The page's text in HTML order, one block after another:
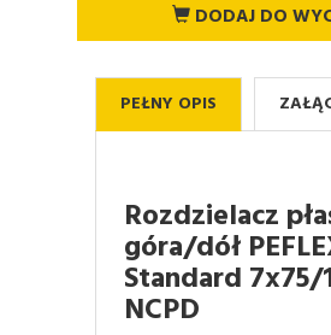
DODAJ DO
PEŁNY OPIS
Rozdzielacz
góra/dół
Standard 7x75/
NCPD